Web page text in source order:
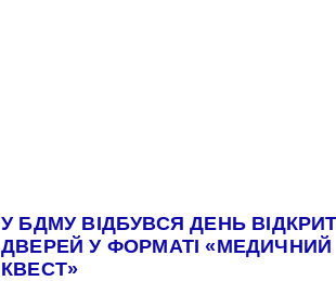
У БДМУ ВІДБУВСЯ ДЕНЬ
ДВЕРЕЙ У ФОРМАТІ «МЕДИЧНИЙ
КВЕСТ»